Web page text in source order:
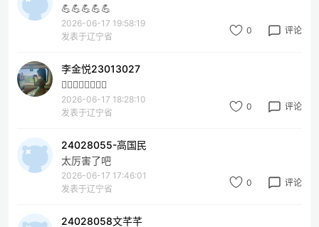
💪💪💪💪💪
2026-06-17 19:58:19
发表于辽宁省
0 评论
李金悦23013027
👍🏻👍🏻👍🏻👍🏻
2026-06-17 18:28:10
发表于辽宁省
0 评论
24028055-高国民
太厉害了吧
2026-06-17 17:46:01
发表于辽宁省
0 评论
24028058文芊芊